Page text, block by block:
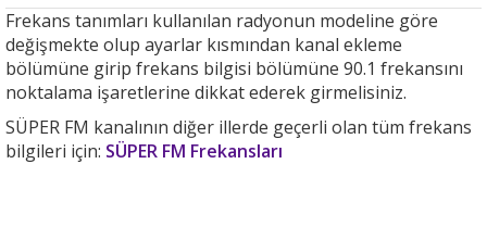
Frekans tanımları kullanılan radyonun modeline göre
değişmekte olup ayarlar kısmından kanal ekleme
bölümüne girip frekans bilgisi bölümüne 90.1 frekansını
noktalama işaretlerine dikkat ederek girmelisiniz.
SÜPER FM kanalının diğer illerde geçerli olan tüm frekans
bilgileri için: SÜPER FM Frekansları